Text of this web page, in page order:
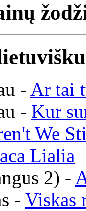
- Ar tai
- Kur
We
Lialia
2) -
- Viskas